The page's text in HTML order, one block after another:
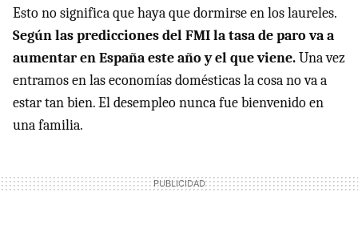
Esto no significa que haya que dormirse en los laureles.
Según las predicciones del FMI la tasa de paro va a
aumentar en España este año y el que viene.Una vez
entramos en las economías domésticas la cosa no va a
estar tan bien. El desempleo nunca fue bienvenido en
una familia.